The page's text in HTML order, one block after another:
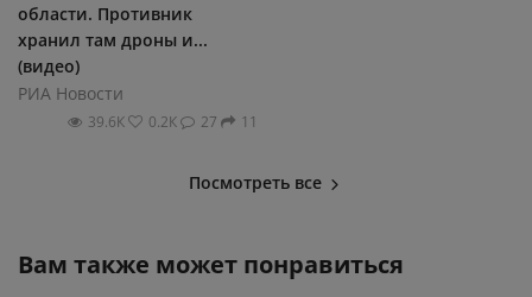
области. Противник
хранил там дроны и...
(видео)
РИА Новости
39.6К 0.2К 27 11
Посмотреть все
Вам также может понравиться